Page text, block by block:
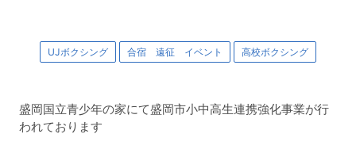
UJボクシング 合宿 遠征 イベント 高校ボクシング
盛岡国立青少年の家にて盛岡市小中高生連携強化事業が行
われております